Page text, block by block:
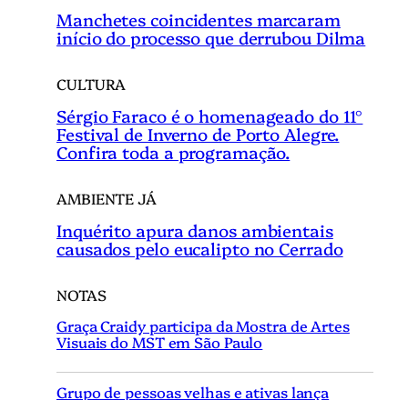
Manchetes coincidentes marcaram
início do processo que derrubou Dilma
CULTURA
Sérgio Faraco é o homenageado do 11°
Festival de Inverno de Porto Alegre.
Confira toda a programação.
AMBIENTE JÁ
Inquérito apura danos ambientais
causados pelo eucalipto no Cerrado
NOTAS
Graça Craidy participa da Mostra de Artes
Visuais do MST em São Paulo
Grupo de pessoas velhas e ativas lança